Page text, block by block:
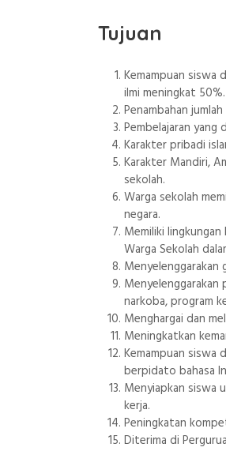
Tujuan
Kemampuan siswa
ilmi meningkat 50%.
Penambahan
Pembelajaran
Karakter pribadi
Karakter Mandiri,
sekolah.
Warga sekolah
negara.
Memiliki
Warga Sekolah
Menyelenggarakan
Menyelenggarakan
narkoba, program
Menghargai dan
Meningkatkan
Kemampuan siswa
berpidato bahasa
Menyiapkan siswa
kerja.
Peningkatan
Diterima di